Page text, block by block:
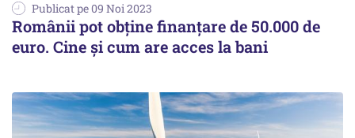
Publicat pe 09 Noi 2023
Românii pot obține finanțare de 50.000 de
euro. Cine și cum are acces la bani